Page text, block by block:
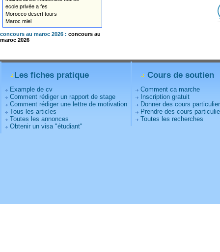
ecole privée a fes
Morocco desert tours
Maroc miel
concours au maroc 2026 : concours au
maroc 2026
Les fiches pratique
Example de cv
Comment rédiger un rapport de stage
Comment rédiger une lettre de motivation
Tous les articles
Toutes les annonces
Obtenir un visa "étudiant"
Cours de soutien
Comment ca marche
Inscription gratuit
Donner des cours
Prendre des cours
Toutes les recherches